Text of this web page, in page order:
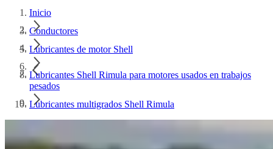
Inicio
Conductores
Lubricantes de motor Shell
Lubricantes Shell Rimula para motores usados en trabajos
pesados
Lubricantes multigrados Shell Rimula